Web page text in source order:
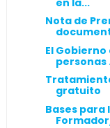
Nota de
El
personas
gratuito
Bases para